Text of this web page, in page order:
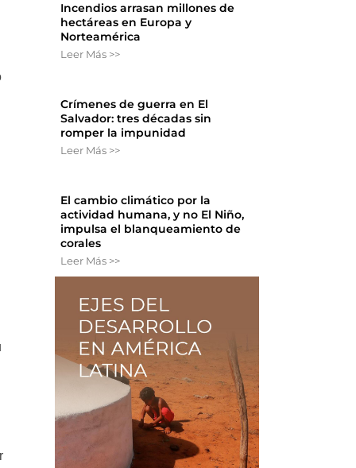
Incendios arrasan millones de
hectáreas en Europa y
Norteamérica
Leer Más >>
Crímenes de guerra en El
Salvador: tres décadas sin
romper la impunidad
Leer Más >>
El cambio climático por la
actividad humana, y no El Niño,
impulsa el blanqueamiento de
corales
Leer Más >>